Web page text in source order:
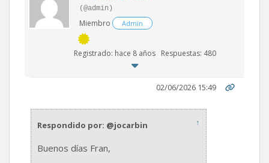
(@admin)
Miembro Admin
Registrado: hace 8 años Respuestas: 480
02/06/2026 15:49
Respondido por: @jocarbin ↑
Buenos días Fran,